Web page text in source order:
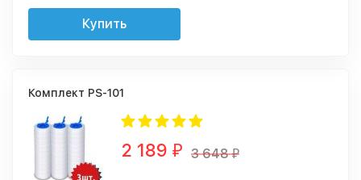
Купить
Комплект PS-101
2 189 ₽ 3 648₽